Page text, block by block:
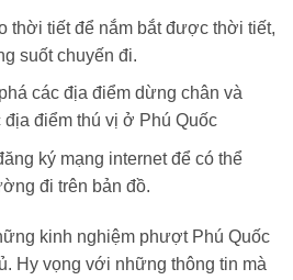
thời tiết để nắm bắt được thời tiết,
suốt chuyến đi.
các địa điểm dừng chân và
điểm thú vị ở Phú Quốc
ký mạng internet để có thể
đi trên bản đồ.
kinh nghiệm phượt Phú Quốc
Hy vọng với những thông tin mà